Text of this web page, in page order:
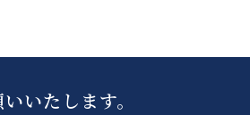
いたします。